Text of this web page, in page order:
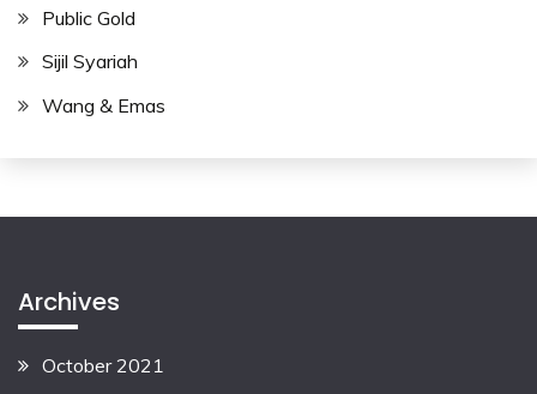
Public Gold
Sijil Syariah
Wang & Emas
Archives
October 2021